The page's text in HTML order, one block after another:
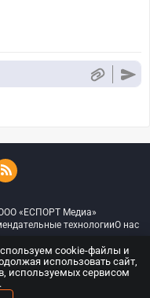
«ЕСПОРТ Медиа»
технологииО нас
права защищены
cookie-файлы и
использовать сайт,
используемых сервисом